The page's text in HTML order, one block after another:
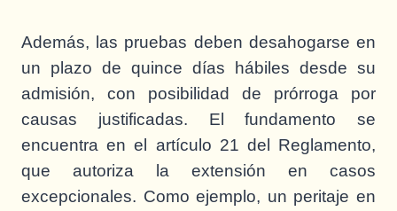
Además, las pruebas deben desahogarse en
un plazo de quince días hábiles desde su
admisión, con posibilidad de prórroga por
causas justificadas. El fundamento se
encuentra en el artículo 21 del Reglamento,
que autoriza la extensión en casos
excepcionales. Como ejemplo, un peritaje en